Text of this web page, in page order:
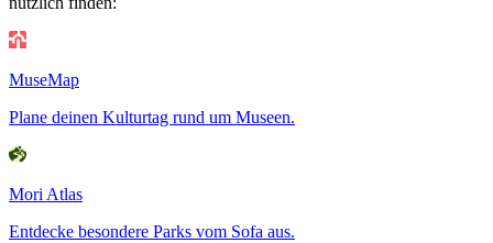
MuseMap
Plane deinen Kulturtag rund um Museen.
Mori Atlas
Entdecke besondere Parks vom Sofa aus.